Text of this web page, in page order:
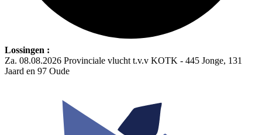
Lossingen :
Za. 08.08.2026 Provinciale vlucht t.v.v KOTK - 445 Jonge, 131
Jaard en 97 Oude